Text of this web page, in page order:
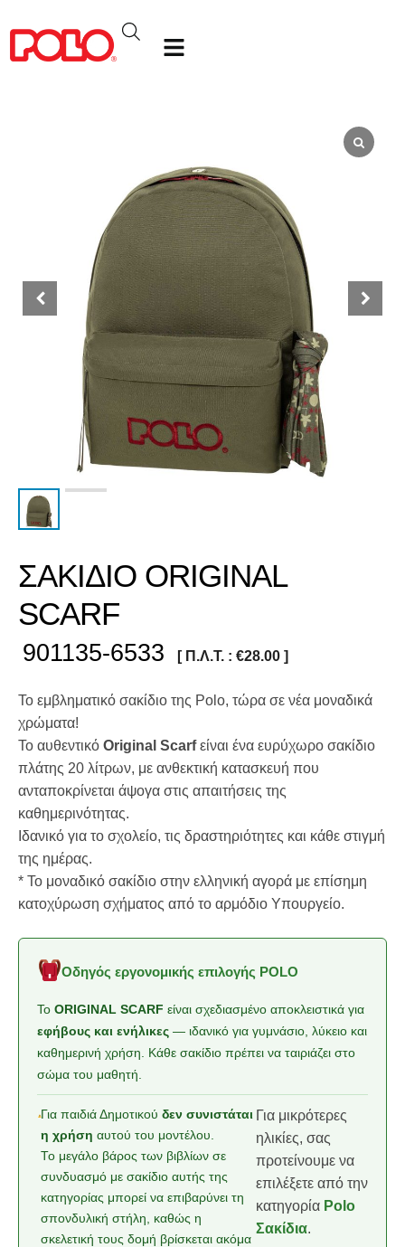
ΣΑΚΙΔΙΟ ORIGINAL
SCARF
901135-6533 [ Π.Λ.Τ. : €28.00 ]
Το εμβληματικό σακίδιο της Polo, τώρα σε νέα μοναδικά
χρώματα!
Το αυθεντικό Original Scarfείναι ένα ευρύχωρο σακίδιο
πλάτης 20 λίτρων, με ανθεκτική κατασκευή που
ανταποκρίνεται άψογα στις απαιτήσεις της
καθημερινότητας.
Ιδανικό για το σχολείο, τις δραστηριότητες και κάθε στιγμή
της ημέρας.
* Το μοναδικό σακίδιο στην ελληνική αγορά με επίσημη
κατοχύρωση σχήματος από το αρμόδιο Υπουργείο.
Οδηγός εργονομικής επιλογής POLO
Το ORIGINAL SCARF είναι σχεδιασμένο αποκλειστικά για
εφήβους και ενήλικες — ιδανικό για γυμνάσιο, λύκειο και
καθημερινή χρήση. Κάθε σακίδιο πρέπει να ταιριάζει στο
σώμα του μαθητή.
Για παιδιά Δημοτικούδεν συνιστάται
η χρήση αυτού του μοντέλου.
Το μεγάλο βάρος των βιβλίων σε
συνδυασμό με σακίδιο αυτής της
κατηγορίας μπορεί να επιβαρύνει τη
σπονδυλική στήλη, καθώς η
σκελετική τους δομή βρίσκεται ακόμα
Για μικρότερες
ηλικίες, σας
προτείνουμε να
επιλέξετε από την
κατηγορία Polo
Σακίδια.